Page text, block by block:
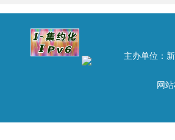
年审培训，新
训费用按照
取。经考核
核不合格者
将做为制度长
主办单位：
网